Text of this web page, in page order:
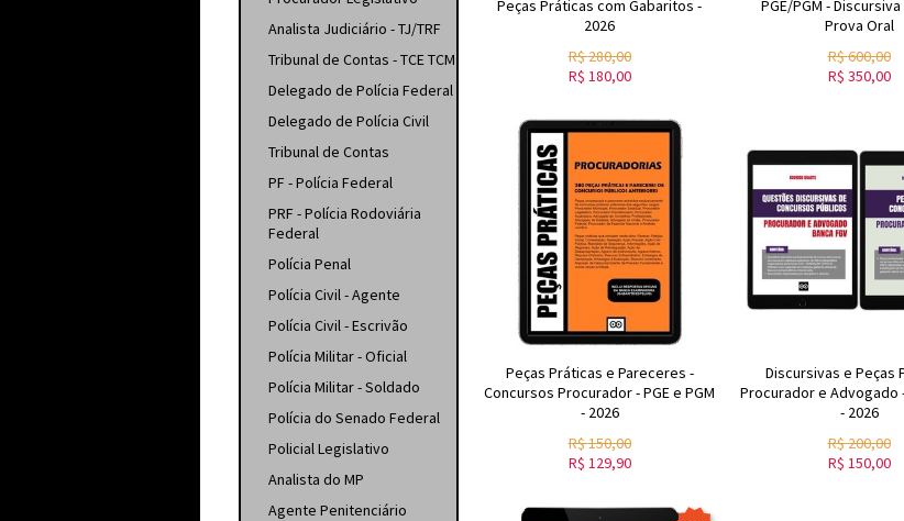
Analista Judiciário - TJ/TRF
Tribunal de Contas - TCE TCM
Delegado de Polícia Federal
Delegado de Polícia Civil
Tribunal de Contas
PF - Polícia Federal
PRF - Polícia Rodoviária
Federal
Polícia Penal
Polícia Civil - Agente
Polícia Civil - Escrivão
Polícia Militar - Oficial
Polícia Militar - Soldado
Polícia do Senado Federal
Policial Legislativo
Analista do MP
Agente Penitenciário
Peças Práticas com Gabaritos -
2026
R$280,00
R$ 180,00
PGE/PGM - Discursiva
Prova Oral
R$600,00
R$ 350,00
Peças Práticas e Pareceres -
Concursos Procurador - PGE e PGM
- 2026
R$150,00
R$ 129,90
Discursivas e Peças
Procurador e Advogado
- 2026
R$200,00
R$ 150,00